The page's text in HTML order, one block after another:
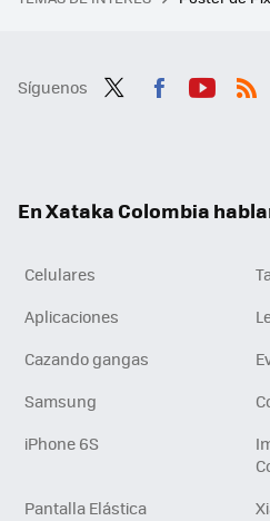
Síguenos
En Xataka Colombia
Celulares
Aplicaciones
Cazando gangas
Samsung
iPhone 6S
Pantalla Elástica